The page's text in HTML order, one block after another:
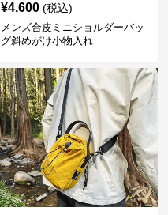
¥4,600 (税込)
メンズ合皮ミニショルダーバッ
グ斜めがけ小物入れ